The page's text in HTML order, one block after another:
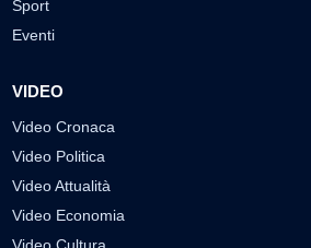
Sport
Eventi
VIDEO
Video Cronaca
Video Politica
Video Attualità
Video Economia